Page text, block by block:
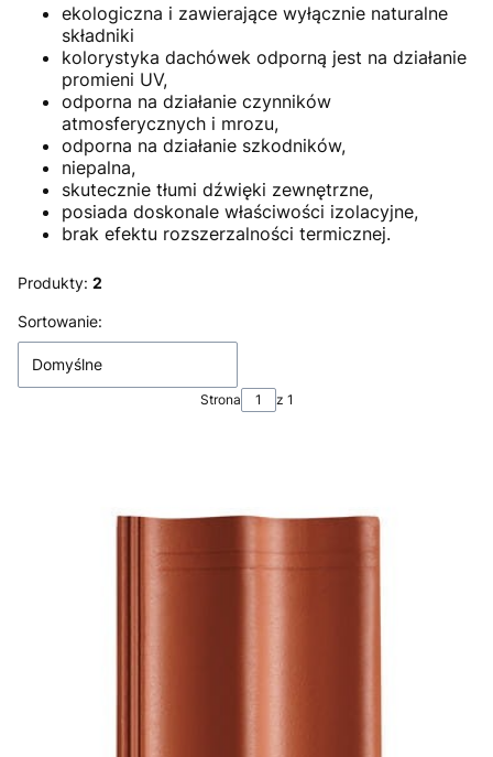
ekologiczna i zawierające wyłącznie naturalne
składniki
kolorystyka dachówek odporną jest na działanie
promieni UV,
odporna na działanie czynników
atmosferycznych i mrozu,
odporna na działanie szkodników,
niepalna,
skutecznie tłumi dźwięki zewnętrzne,
posiada doskonale właściwości izolacyjne,
brak efektu rozszerzalności termicznej.
Produkty: 2
Lista produktów
Sortowanie:
Domyślne
Strona z 1